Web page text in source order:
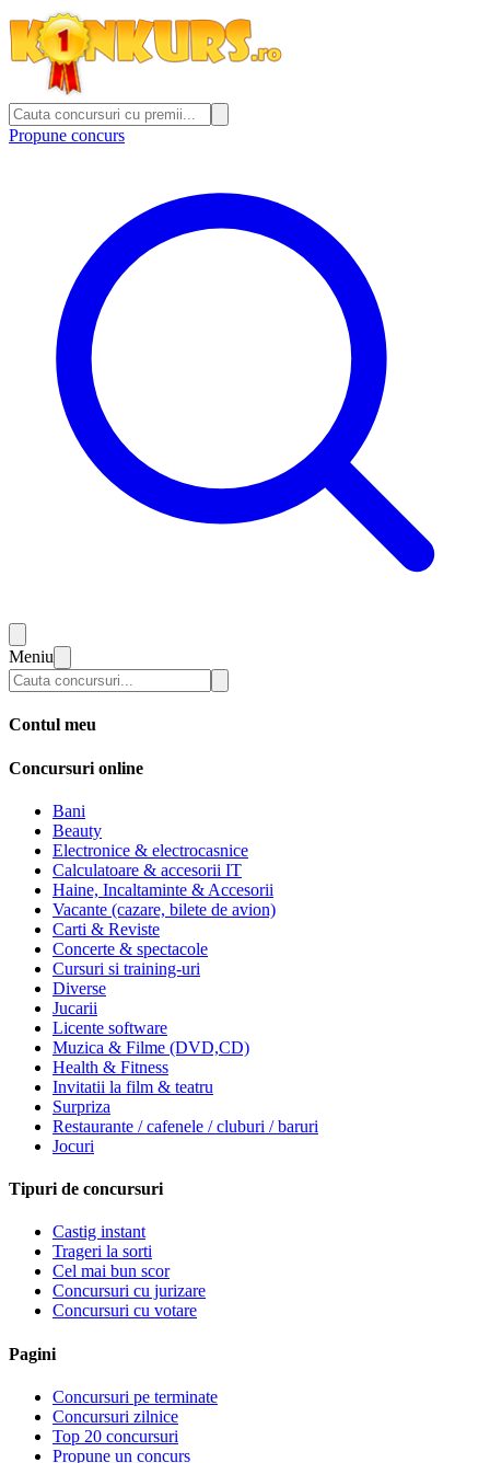
Propune concurs
Meniu
Contul meu
Concursuri online
Bani
Beauty
Electronice & electrocasnice
Calculatoare & accesorii IT
Haine, Incaltaminte & Accesorii
Vacante (cazare, bilete de avion)
Carti & Reviste
Concerte & spectacole
Cursuri si training-uri
Diverse
Jucarii
Licente software
Muzica & Filme (DVD,CD)
Health & Fitness
Invitatii la film & teatru
Surpriza
Restaurante / cafenele / cluburi / baruri
Jocuri
Tipuri de concursuri
Castig instant
Trageri la sorti
Cel mai bun scor
Concursuri cu jurizare
Concursuri cu votare
Pagini
Concursuri pe terminate
Concursuri zilnice
Top 20 concursuri
Propune un concurs